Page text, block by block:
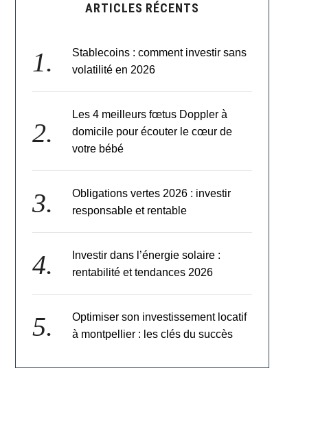
ARTICLES RÉCENTS
Stablecoins : comment investir sans
volatilité en 2026
Les 4 meilleurs fœtus Doppler à
domicile pour écouter le cœur de
votre bébé
Obligations vertes 2026 : investir
responsable et rentable
Investir dans l’énergie solaire :
rentabilité et tendances 2026
Optimiser son investissement locatif
à montpellier : les clés du succès